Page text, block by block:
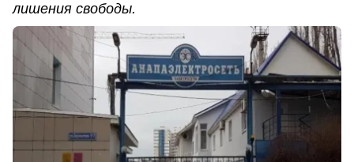
лишения свободы.